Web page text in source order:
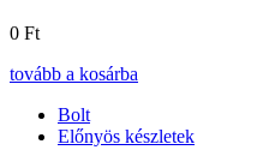
0 Ft
tovább a kosárba
Bolt
Előnyös készletek